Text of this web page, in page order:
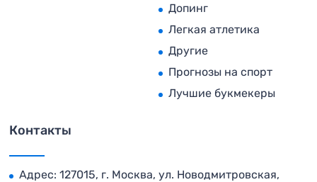
Допинг
Легкая атлетика
Другие
Прогнозы на спорт
Лучшие букмекеры
Контакты
Адрес: 127015, г. Москва, ул. Новодмитровская,